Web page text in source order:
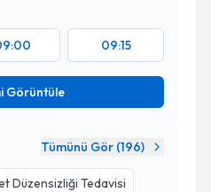
09:15
Görüntüle
Tümünü Gör (196)
Düzensizliği Tedavisi